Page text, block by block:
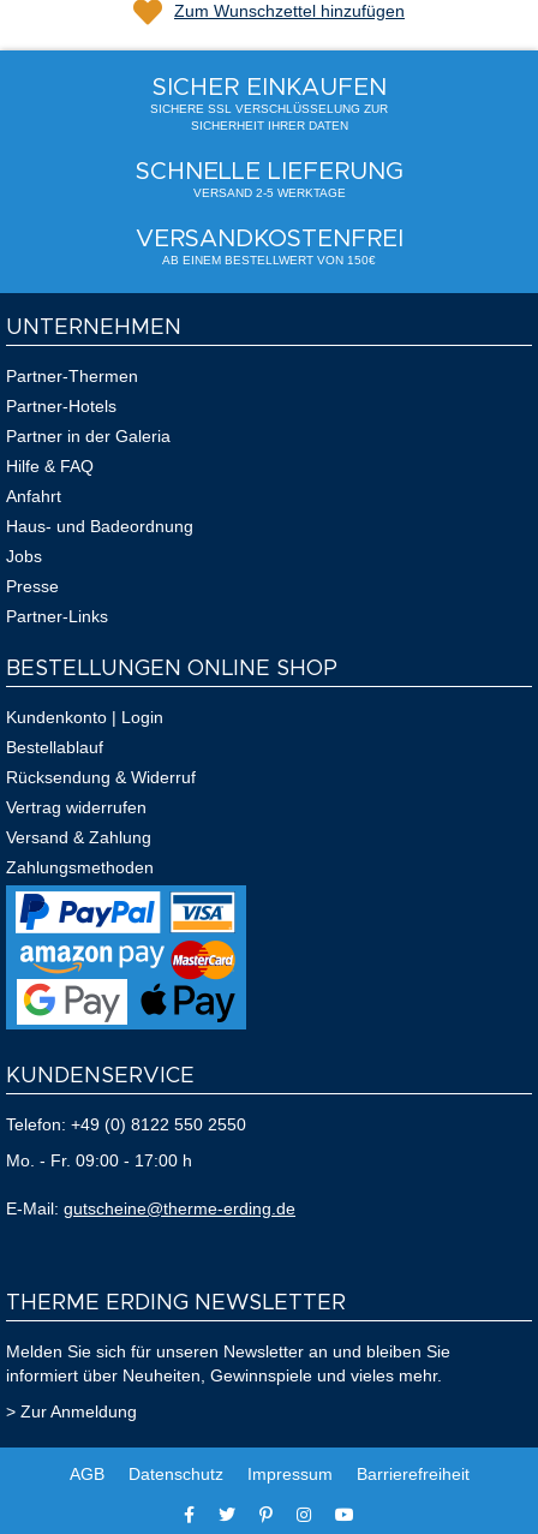
Zum Wunschzettel hinzufügen
SICHER EINKAUFEN
SICHERE SSL VERSCHLÜSSELUNG ZUR
SICHERHEIT IHRER DATEN
SCHNELLE LIEFERUNG
VERSAND 2-5 WERKTAGE
VERSANDKOSTENFREI
AB EINEM BESTELLWERT VON 150€
UNTERNEHMEN
Partner-Thermen
Partner-Hotels
Partner in der Galeria
Hilfe & FAQ
Anfahrt
Haus- und Badeordnung
Jobs
Presse
Partner-Links
BESTELLUNGEN ONLINE SHOP
Kundenkonto | Login
Bestellablauf
Rücksendung & Widerruf
Vertrag widerrufen
Versand & Zahlung
Zahlungsmethoden
KUNDENSERVICE
Telefon: +49 (0) 8122 550 2550
Mo. - Fr. 09:00 - 17:00 h
E-Mail: gutscheine@therme-erding.de
THERME ERDING NEWSLETTER
Melden Sie sich für unseren Newsletter an und bleiben Sie
informiert über Neuheiten, Gewinnspiele und vieles mehr.
> Zur Anmeldung
AGB Datenschutz Impressum Barrierefreiheit